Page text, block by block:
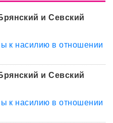
и Севский
к насилию в отношении
и Севский
к насилию в отношении